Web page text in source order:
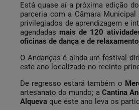
Está quase aí a próxima edição do
parceria com a Câmara
privilegiados de aprendizagem e
agendadas mais de 120
oficinas de dança e de
O Andanças é ainda um festival
este ano localizado no recinto
De regresso estará também o
artesanato do mundo; a Cantina
Alqueva que este ano leva os